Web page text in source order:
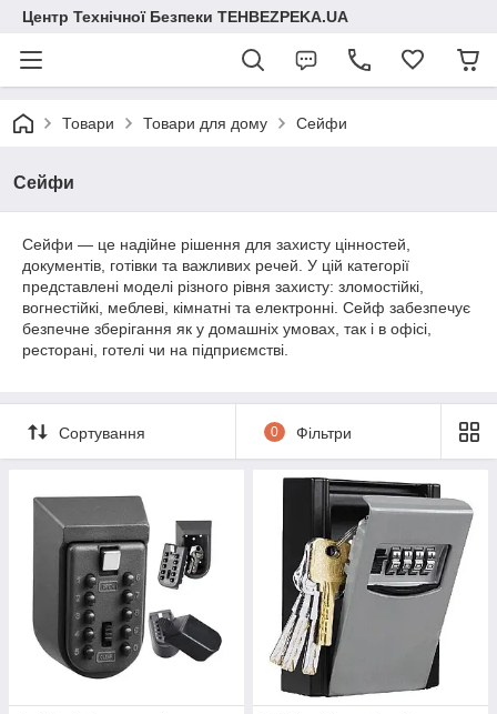
Центр Технічної Безпеки TEHBEZPEKA.UA
Товари Товари для дому Сейфи
Сейфи
Сейфи — це надійне рішення для захисту цінностей,
документів, готівки та важливих речей. У цій категорії
представлені моделі різного рівня захисту: зломостійкі,
вогнестійкі, меблеві, кімнатні та електронні. Сейф забезпечує
безпечне зберігання як у домашніх умовах, так і в офісі,
ресторані, готелі чи на підприємстві.
Сортування 0 Фільтри